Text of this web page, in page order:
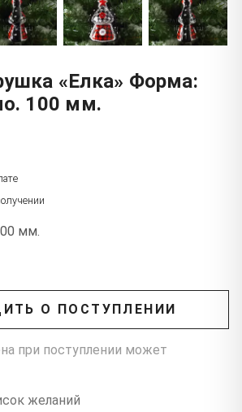
«Елка» Форма:
100 мм.
мм.
О ПОСТУПЛЕНИИ
при поступлении может
желаний